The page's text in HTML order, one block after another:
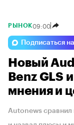
РЫНОК09:00
Подписаться
Новый
Benz GLS
мнения и
Autonews сравнил